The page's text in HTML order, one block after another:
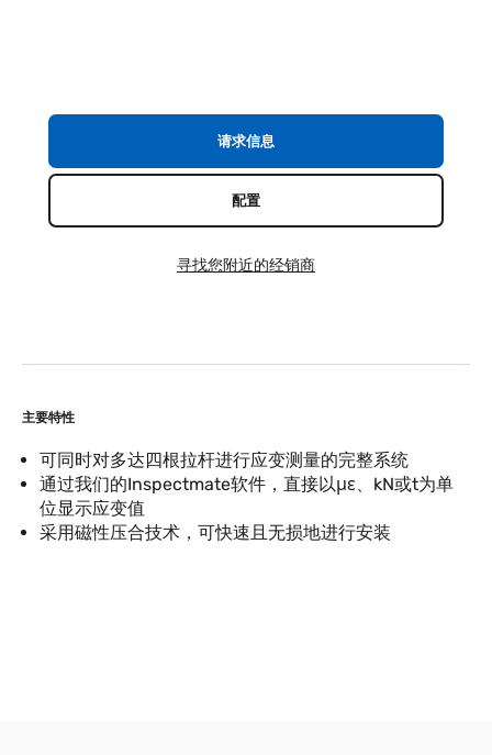
主要特性
可同时对多达四根拉杆进行应变测量的完整系统
通过我们的Inspectmate软件，直接以με、kN或t为单
位显示应变值
采用磁性压合技术，可快速且无损地进行安装
请求信息
配置
寻找您附近的经销商